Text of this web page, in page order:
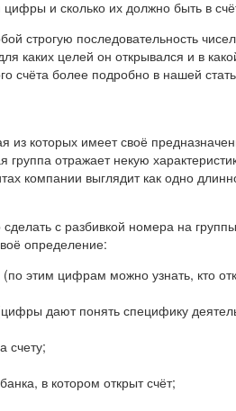
и сколько их должно быть в
строгую последовательность
каких целей он открывался и в
счёта более подробно в нашей
из которых имеет своё
отражает некую
компании выглядит как одно
с разбивкой номера на
определение:
этим цифрам можно узнать, кто
дают понять специфику
счету;
в котором открыт счёт;